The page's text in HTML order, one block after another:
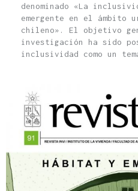
denominado «La
emergente en el ámbito
chileno». El objetivo
investigación ha sido
inclusividad como un